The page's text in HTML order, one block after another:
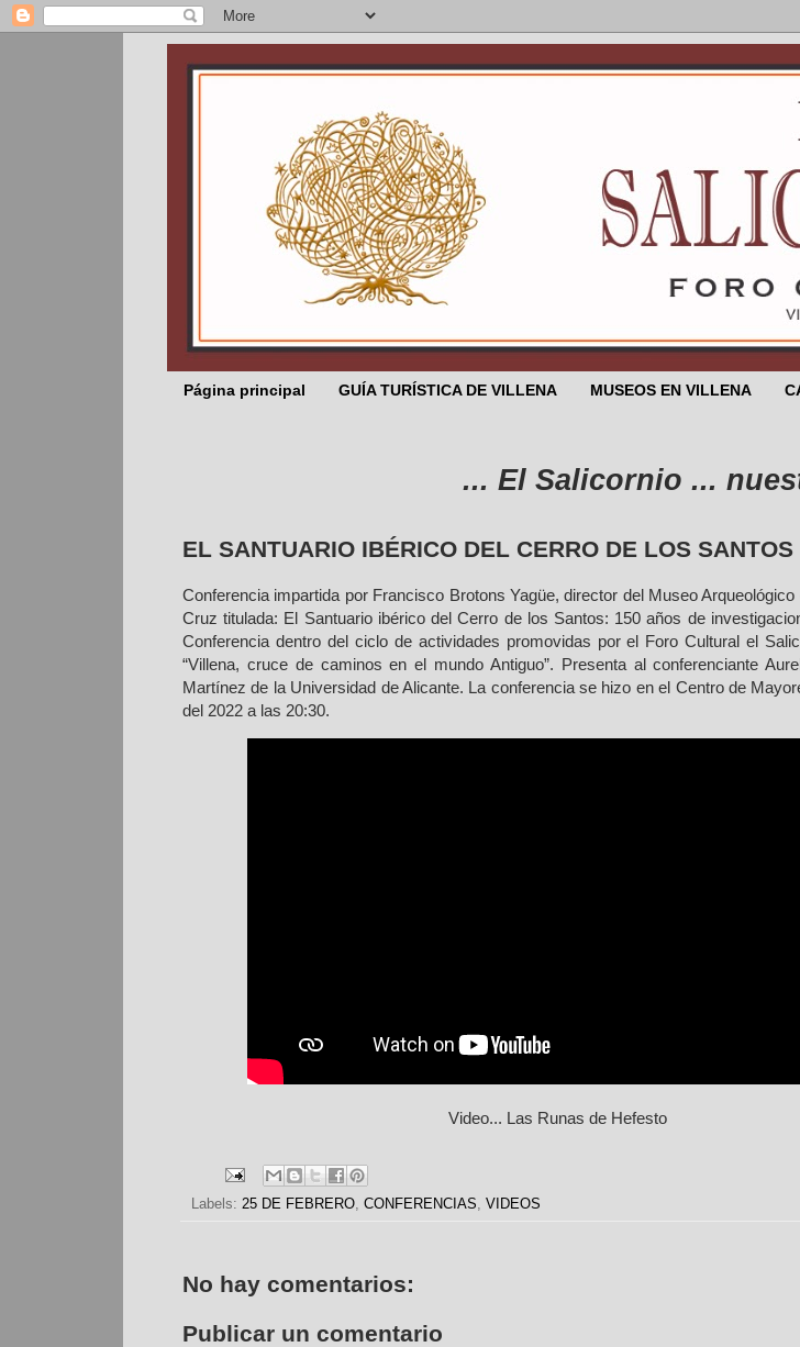
Página principal GUÍA TURÍSTICA DE VILLENA MUSEOS EN VILLENA
... El Salicornio ... nuestro
EL SANTUARIO IBÉRICO DEL CERRO DE LOS SANTOS
Conferencia impartida por Francisco Brotons Yagüe, director del Museo
Cruz titulada: El Santuario ibérico del Cerro de los Santos: 150 años de
Conferencia dentro del ciclo de actividades promovidas por el Foro Cultural el
“Villena, cruce de caminos en el mundo Antiguo”. Presenta al conferenciante
Martínez de la Universidad de Alicante. La conferencia se hizo en el Centro de
del 2022 a las 20:30.
Video... Las Runas de Hefesto
Labels: 25 DE FEBRERO CONFERENCIAS VIDEOS
No hay comentarios:
Publicar un comentario